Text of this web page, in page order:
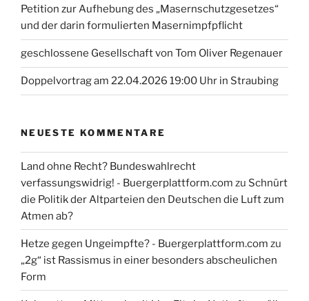
Petition zur Aufhebung des „Masernschutzgesetzes“
und der darin formulierten Masernimpfpflicht
geschlossene Gesellschaft von Tom Oliver Regenauer
Doppelvortrag am 22.04.2026 19:00 Uhr in Straubing
NEUESTE KOMMENTARE
Land ohne Recht? Bundeswahlrecht
verfassungswidrig! - Buergerplattform.com zu Schnürt
die Politik der Altparteien den Deutschen die Luft zum
Atmen ab?
Hetze gegen Ungeimpfte? - Buergerplattform.com zu
„2g“ ist Rassismus in einer besonders abscheulichen
Form